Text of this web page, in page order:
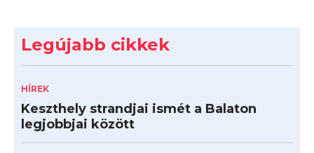
Legújabb cikkek
HÍREK
Keszthely strandjai ismét a Balaton
legjobbjai között